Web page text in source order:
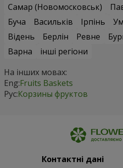
Самар (Новомосковськ)
Буча
Васильків Ірпінь
Відень
Берлін Ревне
Варна
інші регіони
На інших мовах:
Eng:Fruits Baskets
Рус:Корзины фруктов
Контактні дані